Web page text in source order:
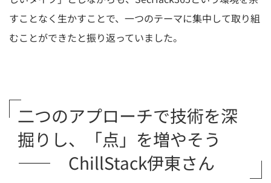
すことなく生かすことで、一つのテーマに集中して取り組
むことができたと振り返っていました。
二つのアプローチで技術を深
掘りし、「点」を増やそう
―― ChillStack伊東さん